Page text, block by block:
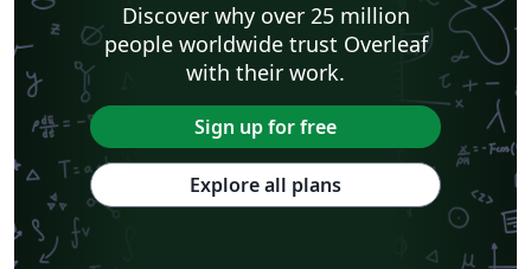
Discover why over 25 million
people worldwide trust Overleaf
with their work.
Sign up for free
Explore all plans